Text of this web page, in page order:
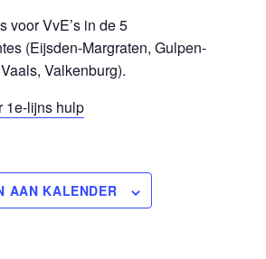
voor VvE’s in de 5
(Eijsden-Margraten, Gulpen-
Valkenburg).
1e-lijns hulp
AAN KALENDER